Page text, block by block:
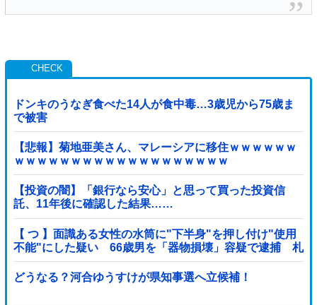
ドンキのうなぎ食べた14人が食中毒…3歳児から75歳ま
で被害
【悲報】菊地亜美さん、マレーシアに移住ｗｗｗｗｗｗ
ｗｗｗｗｗｗｗｗｗｗｗｗｗｗｗｗｗｗｗ
【投資の闇】「銀行なら安心」と思って買った投資信
託、11年後に確認した結果……
【 つ 】面識ある女性の水筒に"下半身"を押し付け"使用
不能"にした疑い 66歳男を「器物損壊」容疑で逮捕 札
幌市
どうなる？河合ゆうすけが県知事選へ立候補！